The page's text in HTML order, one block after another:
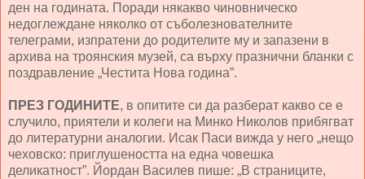
ден на годината. Поради някакво чиновническо
недоглеждане няколко от съболезнователните
телеграми, изпратени до родителите му и запазени в
архива на троянския музей, са върху празнични бланки с
поздравление „Честита Нова година”.
ПРЕЗ ГОДИНИТЕ, в опитите си да разберат какво се е
случило, приятели и колеги на Минко Николов прибягват
до литературни аналогии. Исак Паси вижда у него „нещо
чеховско: приглушеността на една човешка
деликатност”. Йордан Василев пише: „В страниците,